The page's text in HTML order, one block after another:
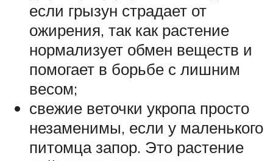
если грызун страдает от
ожирения, так как растение
нормализует обмен веществ и
помогает в борьбе с лишним
весом;
свежие веточки укропа просто
незаменимы, если у маленького
питомца запор. Это растение